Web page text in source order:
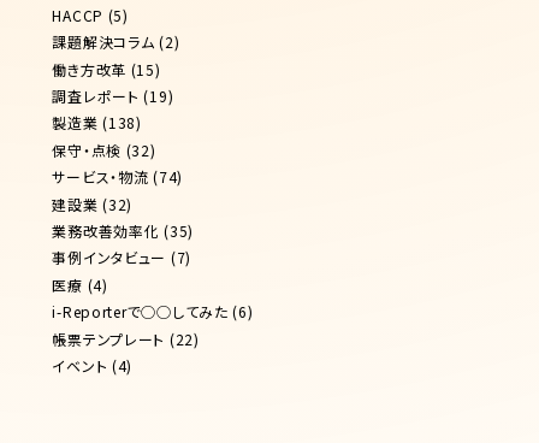
HACCP (5)
課題解決コラム (2)
働き方改革 (15)
調査レポート (19)
製造業 (138)
保守・点検 (32)
サービス・物流 (74)
建設業 (32)
業務改善効率化 (35)
事例インタビュー (7)
医療 (4)
i-Reporterで◯◯してみた (6)
帳票テンプレート (22)
イベント (4)